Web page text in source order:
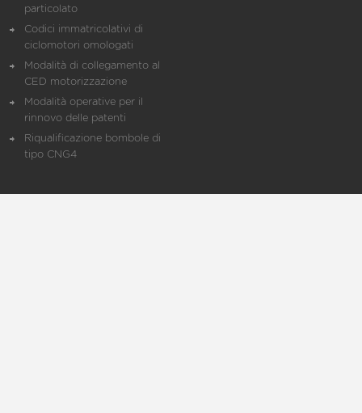
particolato
Codici immatricolativi di
ciclomotori omologati
Modalità di collegamento al
CED motorizzazione
Modalità operative per il
rinnovo delle patenti
Riqualificazione bombole di
tipo CNG4